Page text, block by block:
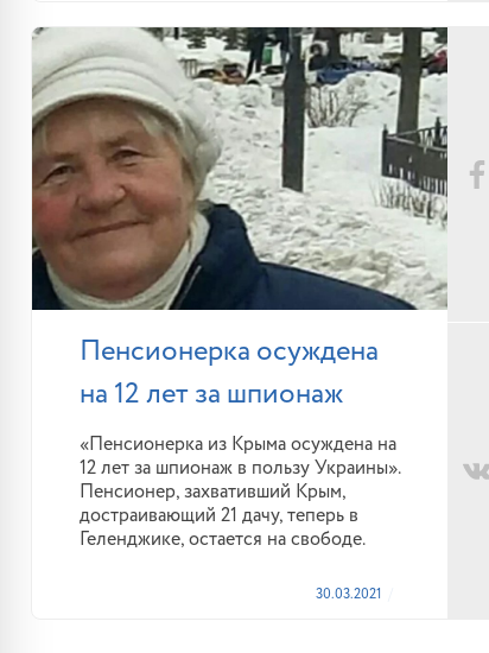
Пенсионерка осуждена
на 12 лет за шпионаж
«Пенсионерка из Крыма осуждена на
12 лет за шпионаж в пользу Украины».
Пенсионер, захвативший Крым,
достраивающий 21 дачу, теперь в
Геленджике, остается на свободе.
30.03.2021